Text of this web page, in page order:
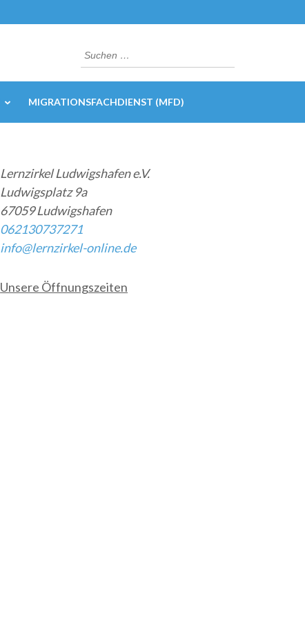
Suchen
nach:
MIGRATIONSFACHDIENST (MFD)
Lernzirkel Ludwigshafen e.V.
Ludwigsplatz 9a
67059 Ludwigshafen
062130737271
info@lernzirkel-online.de
Unsere Öffnungszeiten